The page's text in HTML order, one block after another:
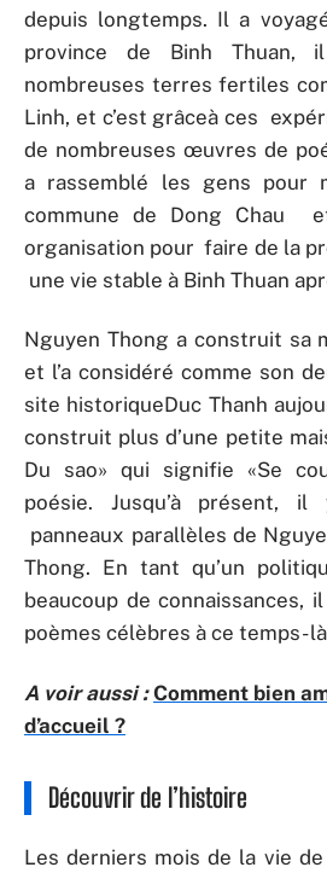
depuis longtemps. Il a
province de Binh Thuan,
nombreuses terres fertiles
Linh, et c’est grâceà ces
de nombreuses œuvres de
a rassemblé les gens pour
commune de Dong Chau
organisation pour faire de la
une vie stable à Binh Thuan
Nguyen Thong a construit sa
et l’a considéré comme son
site historiqueDuc Thanh
construit plus d’une petite
Du sao» qui signifie «Se
poésie. Jusqu’à présent,
panneaux parallèles de
Thong. En tant qu’un
beaucoup de connaissances,
poèmes célèbres à ce temps-
A voir aussi : Comment bien
d’accueil ?
Découvrir de l’histoire
Les derniers mois de la vie